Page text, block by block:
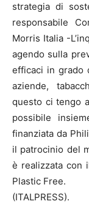
strategia di
responsabile
Morris Italia -
agendo sulla
efficaci in grado
aziende,
questo ci tengo
possibile
finanziata da
il patrocinio del
è realizzata con
Plastic Free.
(ITALPRESS).